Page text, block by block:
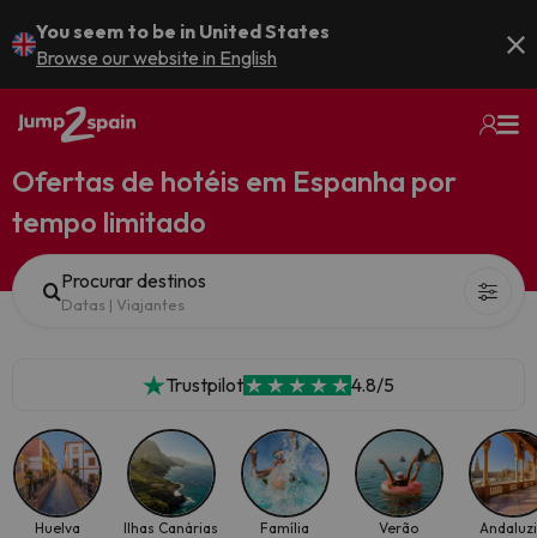
You seem to be in United States
Browse our website in English
Ofertas de hotéis em Espanha por
tempo limitado
Procurar destinos
Datas | Viajantes
Trustpilot 4.8/5
Huelva Ilhas Canárias Família Verão